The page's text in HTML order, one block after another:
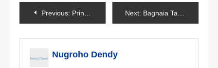
Navigasi
Previous: Pringsewu Lampung Banjir, 4 Desa Terendam Next: Bagnaia Tampil Hebat Di MotoGP Spanyol
Nugroho Dendy